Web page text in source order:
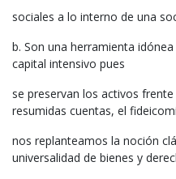
sociales a lo interno de una
b. Son una herramienta
capital intensivo pues
se preservan los activos
resumidas cuentas, el
nos replanteamos la noción
universalidad de bienes y